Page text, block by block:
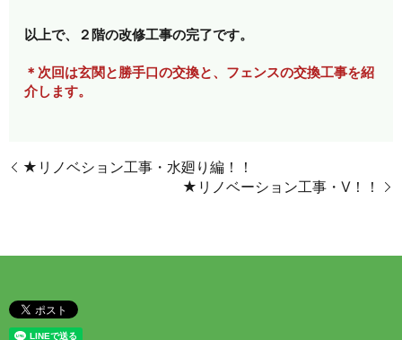
以上で、２階の改修工事の完了です。
＊次回は玄関と勝手口の交換と、フェンスの交換工事を紹
介します。
★リノベション工事・水廻り編！！
★リノベーション工事・Ⅴ！！